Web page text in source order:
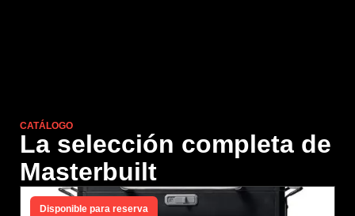
CATÁLOGO
La selección completa de
Masterbuilt
Disponible para reserva